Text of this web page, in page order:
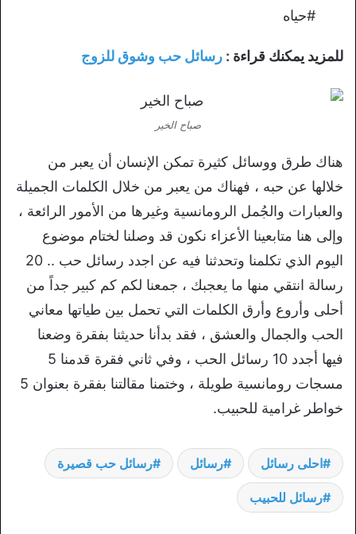
#حياه
للمزيد يمكنك قراءة : رسائل حب وشوق للزوج
صباح الخير
هناك طرق ووسائل كثيرة تمكن الإنسان أن يعبر من
خلالها عن حبه ، فهناك من يعبر من خلال الكلمات الجميلة
والعبارات والجُمل الرومانسية وغيرها من الأمور الرائعة ،
وإلى هنا متابعينا الأعزاء نكون قد وصلنا لختام موضوع
اليوم الذي تكلمنا وتحدثنا فيه عن اجدد رسائل حب .. 20
رسالة انتقي منها ما يعجبك ، جمعنا لكم كم كبير جداً من
أحلى وأروع وأرق الكلمات التي تحمل بين طياتها معاني
الحب والجمال والعشق ، فقد بدأنا حديثنا بفقرة وضعنا
فيها أجدد 10 رسائل الحب ، وفي ثاني فقرة قدمنا 5
مسجات رومانسية طويلة ، وختمنا مقالتنا بفقرة بعنوان 5
خواطر غرامية للحبيب.
احلى رسائل رسائل رسائل حب قصيرة
رسائل للحبيب